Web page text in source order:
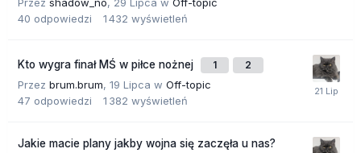
40 odpowiedzi 1 432 wyświetleń
Kto wygra finał MŚ w piłce nożnej 1 2
Przez brum.brum, 19 Lipca w Off-topic
47 odpowiedzi 1 382 wyświetleń
Jakie macie plany jakby wojna się zaczęła u nas?